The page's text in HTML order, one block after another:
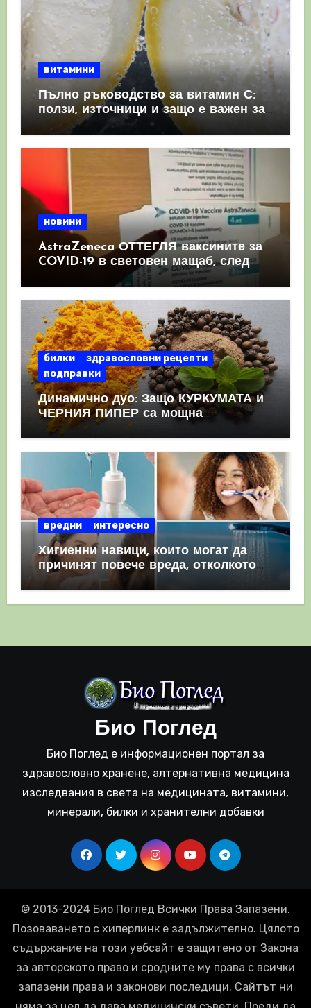
витамини
Пълно ръководство за витамин С:
ползи, източници и защо е важен за
имунната система
новини
AstraZeneca ОТТЕГЛЯ ваксините за
COVID-19 в световен мащаб, след
като призна, че те причиняват
КРЪВНИ съсиреци
билки
здравословни рецепти
подправки
Динамично дуо: Защо КУРКУМАТА и
ЧЕРНИЯ ПИПЕР са мощна
комбинация
вредни интересно
Хигиенни навици, които могат да
причинят повече вреда, отколкото
полза
Био Поглед
Био Поглед е информационен портал за
здравословно хранене, алтернативна медицина
изследвания в света на медицината, витамини,
минерали, билки и хранителни добавки
© 2013-2024 Био Поглед Всички Права Запазени.
Позоваването с хиперлинк е задължително. Цялото
съдържание на този уебсайт е защитено от Закона
за авторското право и сродните му права с всички
запазени права и законови последици. Сайтът ни